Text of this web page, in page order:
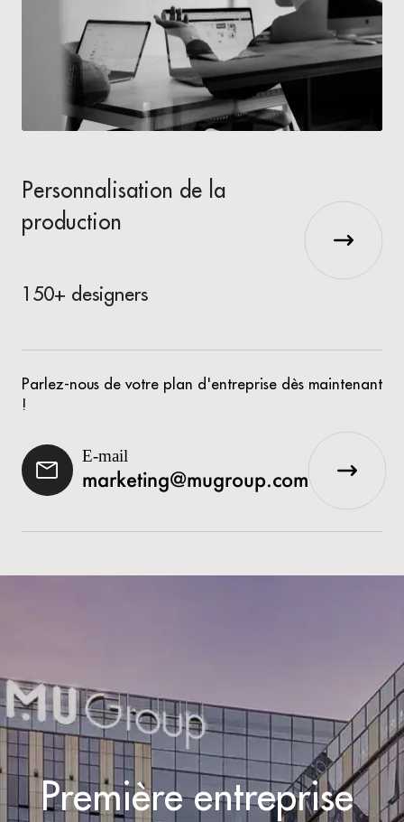
Personnalisation de la
production
150+ designers
Parlez-nous de votre plan d'entreprise dès maintenant
!
E-mail
marketing@mugroup.com
Première entreprise